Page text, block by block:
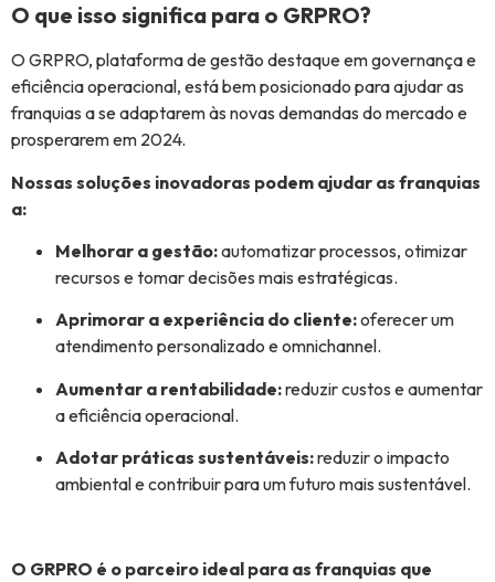
O que isso significa para o GRPRO?
O GRPRO, plataforma de gestão destaque em governança e
eficiência operacional, está bem posicionado para ajudar as
franquias a se adaptarem às novas demandas do mercado e
prosperarem em 2024.
Nossas soluções inovadoras podem ajudar as franquias
a:
Melhorar a gestão:automatizar processos, otimizar
recursos e tomar decisões mais estratégicas.
Aprimorar a experiência do cliente:oferecer um
atendimento personalizado e omnichannel.
Aumentar a rentabilidade:reduzir custos e aumentar
a eficiência operacional.
Adotar práticas sustentáveis:reduzir o impacto
ambiental e contribuir para um futuro mais sustentável.
O GRPRO é o parceiro ideal para as franquias que